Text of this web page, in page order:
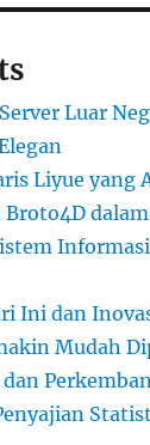
Luar
Liyue yang
Ini dan
Mudah
dan